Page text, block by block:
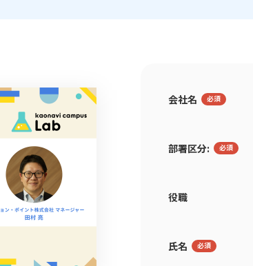
会社名
部署区分:
役職
氏名